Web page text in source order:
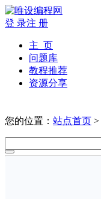
登 录注 册
主 页
问题库
教程推荐
资源分享
您的位置： 站点首页 >